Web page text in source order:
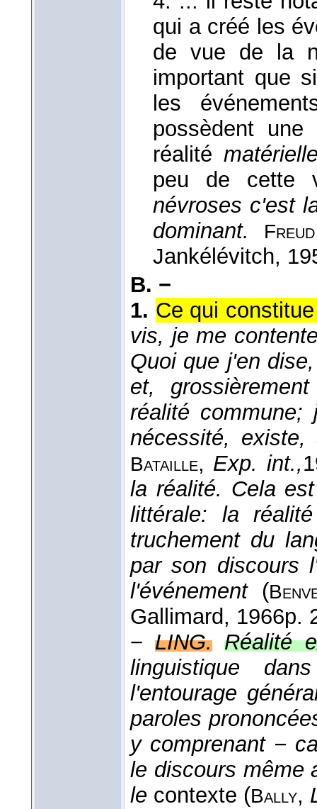
qui a créé les
de vue de la
important que
les
possèdent une
réalité
peu de cette
névroses c'est
dominant.
Freud
Jankélévitch,
B. −
1. Ce qui
vis, je me
Quoi que j'en
et,
réalité
nécessité,
Bataille, Exp. int.,
la réalité. Cela
littérale: la
truchement du
par son discours
l'événement(
Gallimard, 1966p.
−LING. Réalité
linguistique
l'entourage
paroles
y comprenant −
le discours même
le contexte (Bally,